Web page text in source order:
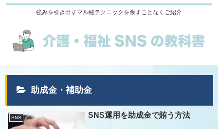
強みを引き出すマル秘テクニックを余すことなくご紹介
助成金・補助金
SNS SNS運用を助成金で賄う方法